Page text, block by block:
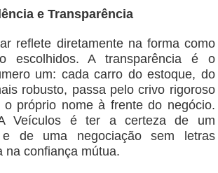
e Transparência
reflete diretamente na forma como
escolhidos. A transparência é o
um: cada carro do estoque, do
robusto, passa pelo crivo rigoroso
próprio nome à frente do negócio.
Veículos é ter a certeza de um
e de uma negociação sem letras
na confiança mútua.